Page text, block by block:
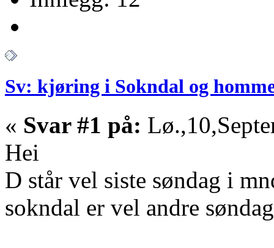
Sv: kjøring i Sokndal og
« Svar #1 på:
Hei
D står vel siste søndag i
sokndal er vel andre